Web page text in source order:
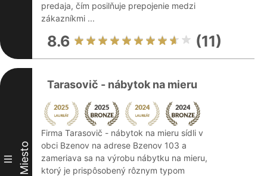
predaja, čím posilňuje prepojenie medzi
zákazníkmi ...
8.6 (11)
III Miesto
Tarasovič - nábytok na mieru
Firma Tarasovič - nábytok na mieru sídli v
obci Bzenov na adrese Bzenov 103 a
zameriava sa na výrobu nábytku na mieru,
ktorý je prispôsobený rôznym typom